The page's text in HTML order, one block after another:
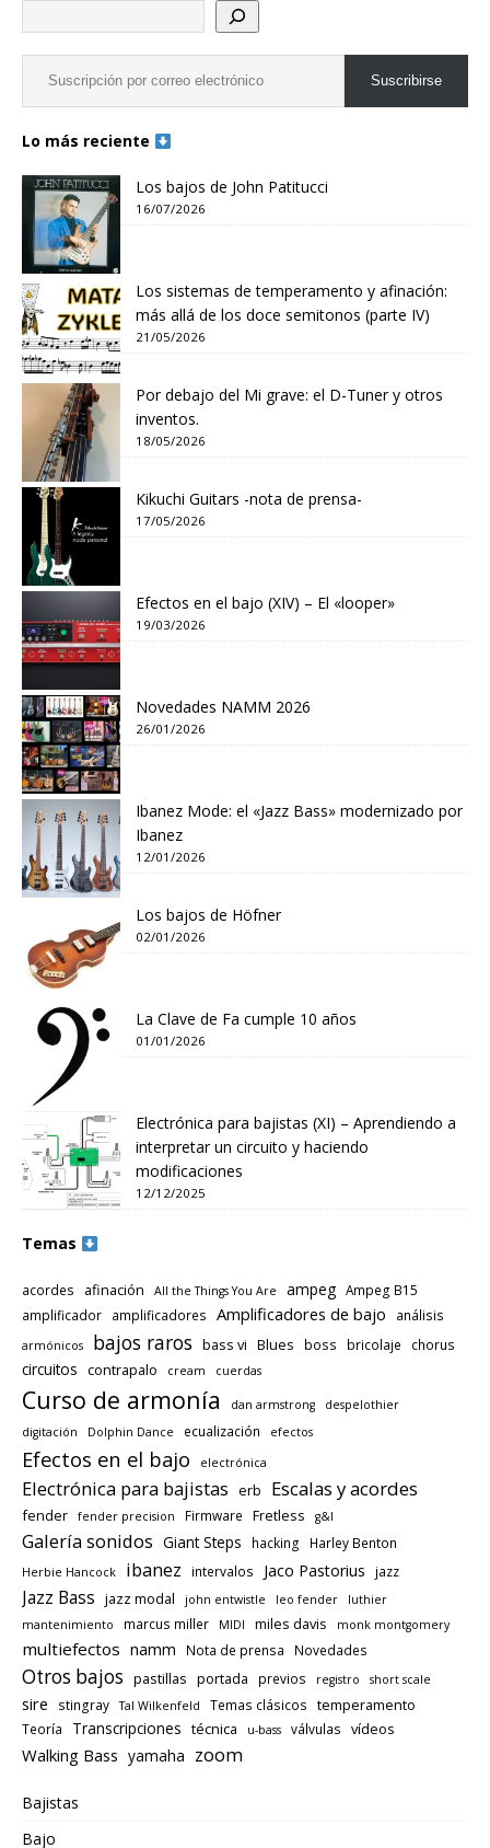
Suscribirse
Lo más reciente
Los bajos de John Patitucci
16/07/2026
Los sistemas de temperamento y afinación:
más allá de los doce semitonos (parte IV)
21/05/2026
Por debajo del Mi grave: el D-Tuner y otros
inventos.
18/05/2026
Kikuchi Guitars -nota de prensa-
17/05/2026
Efectos en el bajo (XIV) – El «looper»
19/03/2026
Novedades NAMM 2026
26/01/2026
Ibanez Mode: el «Jazz Bass» modernizado por
Ibanez
12/01/2026
Los bajos de Höfner
02/01/2026
La Clave de Fa cumple 10 años
01/01/2026
Electrónica para bajistas (XI) – Aprendiendo a
interpretar un circuito y haciendo
modificaciones
12/12/2025
Temas
acordes afinación All the Things You Are ampeg Ampeg B15
amplificador
amplificadores Amplificadores de bajo análisis
armónicos bajos raros bass vi Blues boss bricolaje chorus
circuitos contrapalo cream cuerdas
Curso de armonía dan armstrong
despelothier
digitación
Dolphin Dance ecualización efectos
Efectos en el bajo electrónica
Electrónica para bajistas erb Escalas y acordes
fender fender precision Firmware Fretless g&l
Galería sonidos Giant Steps hacking Harley Benton
Herbie Hancock ibanez intervalos Jaco Pastorius jazz
Jazz Bass jazz modal john entwistle leo fender
luthier
mantenimiento
marcus miller MIDI miles davis monk montgomery
multiefectos namm Nota de prensa Novedades
Otros bajos pastillas portada previos registro short scale
sire stingray Tal Wilkenfeld Temas clásicos temperamento
Teoría Transcripciones técnica u-bass válvulas vídeos
Walking Bass yamaha zoom
Bajistas
Bajo